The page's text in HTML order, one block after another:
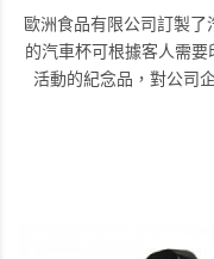
歐洲食品有限公司訂製
的汽車杯可根據客人需
活動的紀念品，對公司